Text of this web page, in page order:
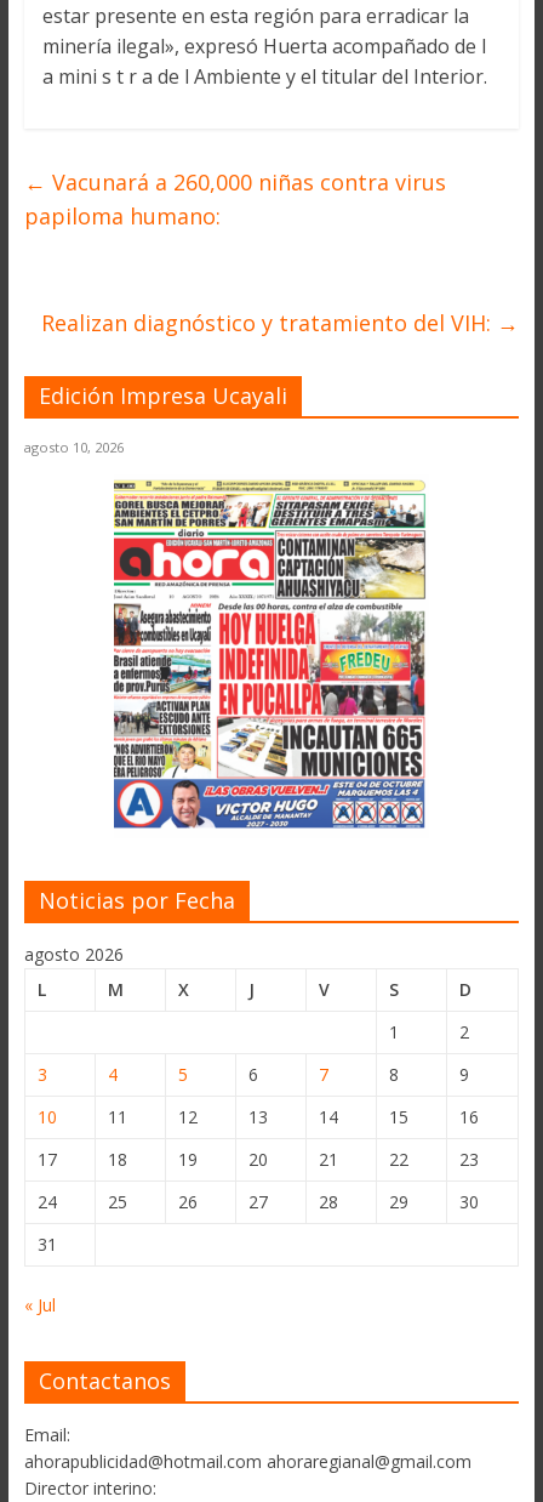
estar presente en esta región para erradicar la
minería ilegal», expresó Huerta acompañado de l
a mini s t r a de l Ambiente y el titular del Interior.
← Vacunará a 260,000 niñas contra virus
papiloma humano:
Realizan diagnóstico y tratamiento del VIH: →
Edición Impresa Ucayali
agosto 10, 2026
Noticias por Fecha
agosto 2026
L
M X J V S
D
1
2
3
4 5 6 7 8
9
10
11 12 13 14 15
16
17
18 19 20 21 22
23
24
25 26 27 28 29
30
31
« Jul
Contactanos
Email:
ahorapublicidad@hotmail.com ahoraregianal@gmail.com
Director interino: